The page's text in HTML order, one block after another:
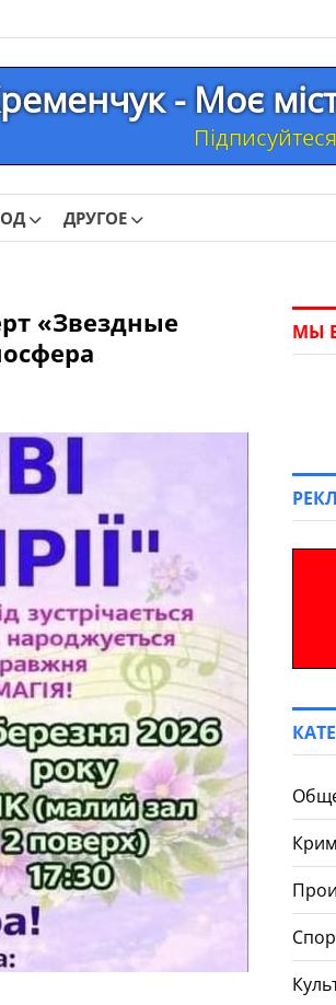
- Моє
ДРУГОЕ
«Звездные
МЫ